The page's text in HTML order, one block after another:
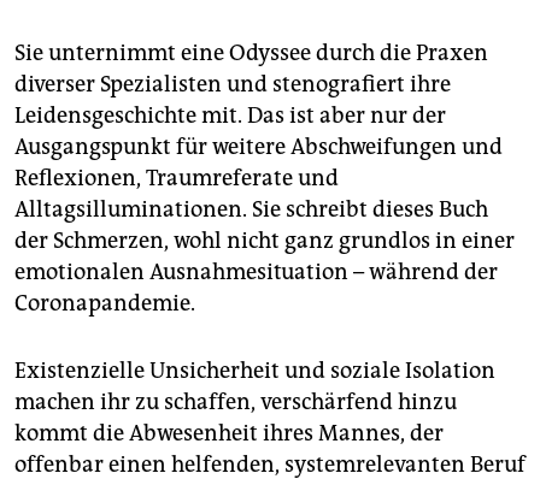
Sie unternimmt eine Odyssee durch die Praxen
diverser Spezialisten und stenografiert ihre
Leidensgeschichte mit. Das ist aber nur der
Ausgangspunkt für weitere Abschweifungen und
Reflexionen, Traumreferate und
Alltagsilluminationen. Sie schreibt dieses Buch
der Schmerzen, wohl nicht ganz grundlos in einer
emotionalen Ausnahmesituation – während der
Coronapandemie.
Existenzielle Unsicherheit und soziale Isolation
machen ihr zu schaffen, verschärfend hinzu
kommt die Abwesenheit ihres Mannes, der
offenbar einen helfenden, systemrelevanten Beruf